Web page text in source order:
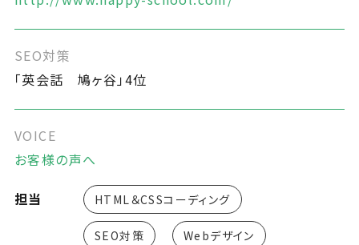
SEO対策
「英会話 鳩ヶ谷」4位
VOICE
お客様の声へ
担当 HTML＆CSSコーディング
SEO対策 Webデザイン